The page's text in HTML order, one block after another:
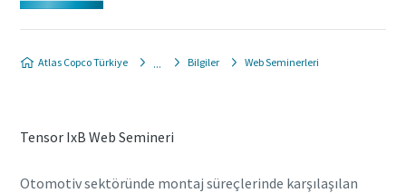
Atlas Copco Türkiye Bilgiler Web Seminerleri
Tensor IxB Web Semineri
Otomotiv sektöründe montaj süreçlerinde karşılaşılan